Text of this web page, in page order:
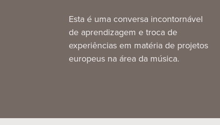
Esta é uma conversa incontornável
de aprendizagem e troca de
experiências em matéria de projetos
europeus na área da música.